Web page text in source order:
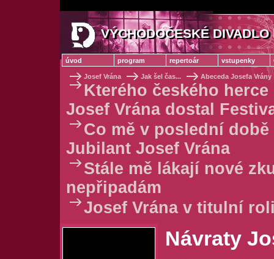
VÝCHODOČESKÉ
VÝCHODOČESKÉ DIVADLO
úvod program repertoár vstupenky
Josef Vrána Jak šel čas... Abeceda Josefa Vrány
Kterého českého
Josef Vrána dostal
Co mě v poslední
Jubilant Josef Vrána
Stále mě lákají nové
nepřipadám
Josef Vrána v titulní
Návraty